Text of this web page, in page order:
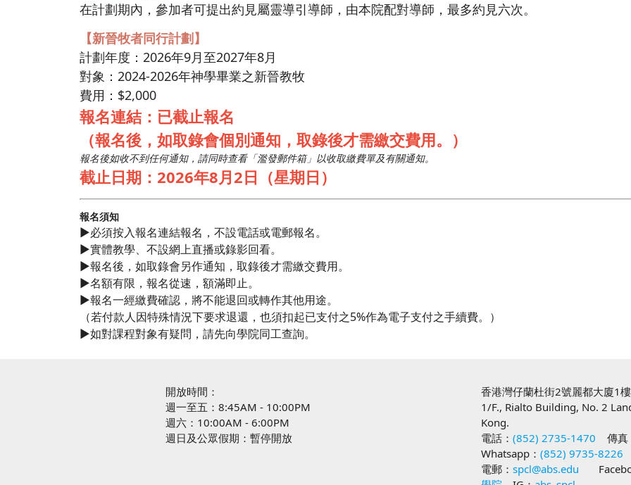
在計劃期內，參加者可提出約見屬靈導引導師，由本院配對導師，最多約見六次。
【新晉牧者同行計劃】
計劃年度：2026年9月至2027年8月
對象：2024-2026年神學畢業之新晉教牧
費用：$2,000
報名連結： 已截止報名
（報名後，如取錄會個別通知，取錄後才需繳交費用。）
報名後如收不到任何通知，請同時查看「濫發郵件箱」以收取繳費單及有關通知。
截止日期：2026年8月2日（星期日）
報名須知
►必須按入報名連結報名，不設電話或電郵報名。
►實體教學、不設網上直播或錄影回看。
►報名後，如取錄會另作通知，取錄後才需繳交費用。
►名額有限，報名從速，額滿即止。
►報名一經繳費確認，將不能退回或轉作其他用途。
（若付款人因特殊情況下要求退還，也須扣起已支付之5%作為電子支付之手續費。）
►如對課程對象有疑問，請先向學院同工查詢。
開放時間：
週一至五：8:45AM - 10:00PM
週六：10:00AM - 6:00PM
週日及公眾假期：暫停開放
香港灣仔蘭杜街2號麗都大廈1樓
1/F., Rialto Building, No. 2
Kong.
電話：(852) 2735-1470 傳真
Whatsapp：(852) 9735-8226
電郵：spcl@abs.edu